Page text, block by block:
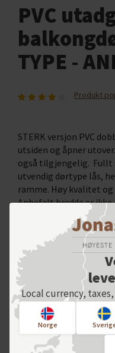
PVC
TYPE -
Produkt
STERK versjon PVC
utsiden og åpner
også tilgjengelig. Fullt
utvendig dørtype lås,
ramme. Høy kvalitet
Anbefalt bredde er ikke
enn 2300 mm. Hvis
automatisk, kommer
VELG
For en
kontakt
Local currency,
Norge